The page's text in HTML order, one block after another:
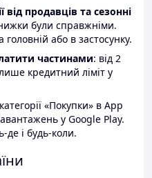
від продавців та сезонні
були справжніми.
або в застосунку.
частинами: від 2
кредитний ліміт у
«Покупки» в App
у Google Play.
де і будь-коли.